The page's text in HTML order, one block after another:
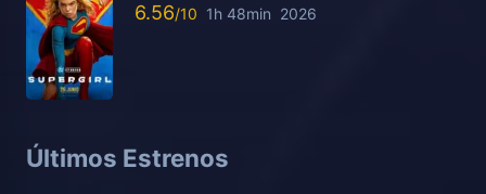
6.56 1h 48min 2026
Últimos Estrenos